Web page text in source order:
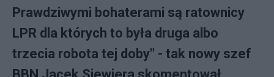
Prawdziwymi bohaterami są ratownicy
LPR dla których to była druga albo
trzecia robota tej doby" - tak nowy szef